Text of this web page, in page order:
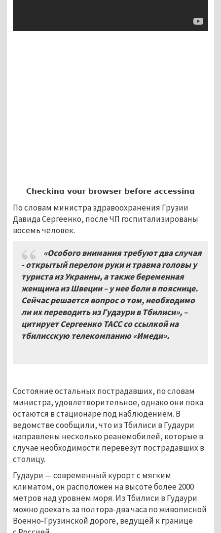
По словам министра здравоохранения Грузии
Давида Сергеенко, после ЧП госпитализированы
восемь человек.
«Особого внимания требуют два случая
- открытый перелом руки и травма головы у
туриста из Украины, а также беременная
женщина из Швеции – у нее боли в пояснице.
Сейчас решается вопрос о том, необходимо
ли их переводить из Гудаури в Тбилиси», –
цитирует Сергеенко ТАСС со ссылкой на
тбилисскую телекомпанию «Имеди».
Состояние остальных пострадавших, по словам
министра, удовлетворительное, однако они пока
остаются в стационаре под наблюдением. В
ведомстве сообщили, что из Тбилиси в Гудаури
направлены несколько реанемобилей, которые в
случае необходимости перевезут пострадавших в
столицу.
Гудаури — современный курорт с мягким
климатом, он расположен на высоте более 2000
метров над уровнем моря. Из Тбилиси в Гудаури
можно доехать за полтора-два часа по живописной
Военно-Грузинской дороге, ведущей к границе